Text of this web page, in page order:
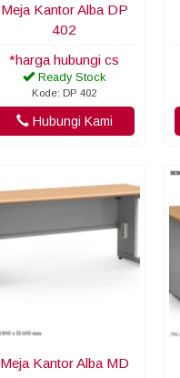
Meja Kantor Alba DP
402
*harga hubungi cs
Ready Stock
Kode: DP 402
Hubungi Kami
Meja Kantor Alba MD